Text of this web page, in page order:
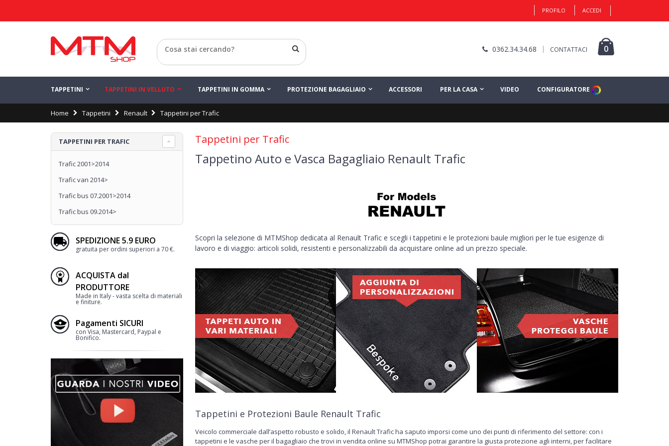
PROFILO ACCEDI
0362.34.34.68 CONTATTACI 0
Indietro
TAPPETINI TAPPETINI IN VELLUTO TAPPETINI IN GOMMA PROTEZIONE BAGAGLIAIO ACCESSORI PER LA CASA VIDEO CONFIGURATORE
Home Tappetini Renault Tappetini per Trafic
Tappetini per Trafic
Tappetino Auto e Vasca Bagagliaio Renault Trafic
Scopri la selezione di MTMShop dedicata al Renault Trafic e scegli i tappetini e le protezioni baule migliori per le tue esigenze di
lavoro e di viaggio: articoli solidi, resistenti e personalizzabili da acquistare online ad un prezzo speciale.
Tappetini e Protezioni Baule Renault Trafic
Veicolo commerciale dall’aspetto robusto e solido, il Renault Trafic ha saputo imporsi come uno dei punti di riferimento del settore: con i
tappetini e le vasche per il bagagliaio che trovi in vendita online su MTMShop potrai garantire la giusta protezione agli interni, per facilitare
TAPPETINI PER TRAFIC
Trafic 2001>2014
Trafic van 2014>
Trafic bus 07.2001>2014
Trafic bus 09.2014>
SPEDIZIONE 5.9 EURO
gratuita per ordini superiori a 70 €.
ACQUISTA dal
PRODUTTORE
Made in Italy - vasta scelta di materiali
e finiture.
Pagamenti SICURI
con Visa, Mastercard, Paypal e
Bonifico.